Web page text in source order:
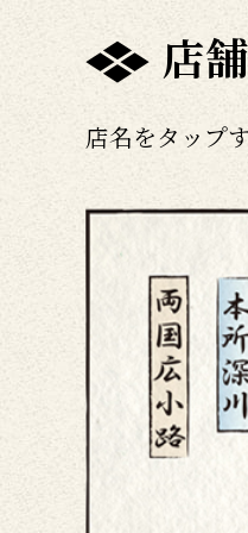
店
店名をタップ